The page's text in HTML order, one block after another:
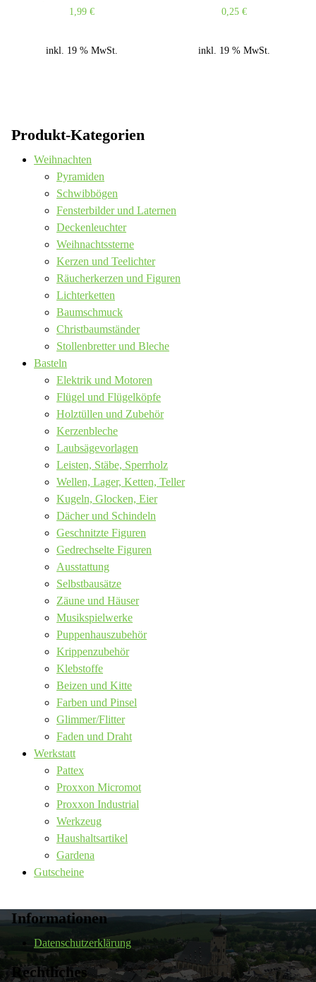
1,99 €
inkl. 19 % MwSt.
0,25€
inkl. 19 % MwSt.
Produkt-Kategorien
Weihnachten
Pyramiden
Schwibbögen
Fensterbilder und Laternen
Deckenleuchter
Weihnachtssterne
Kerzen und Teelichter
Räucherkerzen und Figuren
Lichterketten
Baumschmuck
Christbaumständer
Stollenbretter und Bleche
Basteln
Elektrik und Motoren
Flügel und Flügelköpfe
Holztüllen und Zubehör
Kerzenbleche
Laubsägevorlagen
Leisten, Stäbe, Sperrholz
Wellen, Lager, Ketten, Teller
Kugeln, Glocken, Eier
Dächer und Schindeln
Geschnitzte Figuren
Gedrechselte Figuren
Ausstattung
Selbstbausätze
Zäune und Häuser
Musikspielwerke
Puppenhauszubehör
Krippenzubehör
Klebstoffe
Beizen und Kitte
Farben und Pinsel
Glimmer/Flitter
Faden und Draht
Werkstatt
Pattex
Proxxon Micromot
Proxxon Industrial
Werkzeug
Haushaltsartikel
Gardena
Gutscheine
Informationen
Datenschutzerklärung
Rechtliches